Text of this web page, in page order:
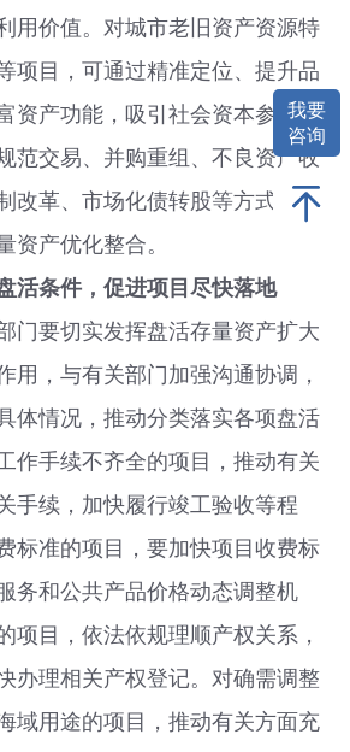
用价值。对城市老旧资产资源特
项目，可通过精准定位、提升品
资产功能，吸引社会资本参与。
范交易、并购重组、不良资产收
改革、市场化债转股等方式盘活
资产优化整合。
活条件，促进项目尽快落地
要切实发挥盘活存量资产扩大
用，与有关部门加强沟通协调，
体情况，推动分类落实各项盘活
作手续不齐全的项目，推动有关
手续，加快履行竣工验收等程
标准的项目，要加快项目收费标
务和公共产品价格动态调整机
项目，依法依规理顺产权关系，
办理相关产权登记。对确需调整
域用途的项目，推动有关方面充
我要
咨询